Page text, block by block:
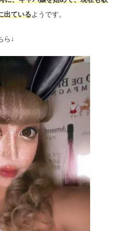
出ているようです。
ら↓